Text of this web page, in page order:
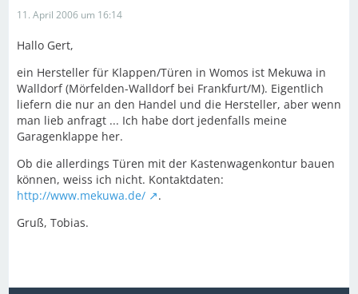
11. April 2006 um 16:14
Hallo Gert,
ein Hersteller für Klappen/Türen in Womos ist Mekuwa in
Walldorf (Mörfelden-Walldorf bei Frankfurt/M). Eigentlich
liefern die nur an den Handel und die Hersteller, aber wenn
man lieb anfragt ... Ich habe dort jedenfalls meine
Garagenklappe her.
Ob die allerdings Türen mit der Kastenwagenkontur bauen
können, weiss ich nicht. Kontaktdaten:
http://www.mekuwa.de/
.
Gruß, Tobias.